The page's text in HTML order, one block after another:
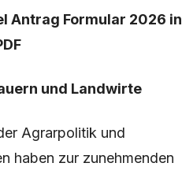
Antrag Formular 2026 in
und Landwirte
Agrarpolitik und
haben zur zunehmenden